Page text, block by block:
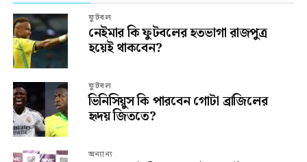
ফুটবল
নেইমার কি ফুটবলের হতভাগা রাজপুত্র
হয়েই থাকবেন?
ফুটবল
ভিনিসিয়ুস কি পারবেন গোটা ব্রাজিলের
হৃদয় জিততে?
অন্যান্য